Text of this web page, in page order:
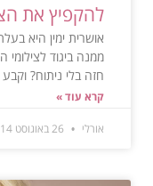
להקפיץ את
אושרית ימין היא
ממנה ביגוד
חזה בלי ניתוח?
קרא עוד »
אורלי